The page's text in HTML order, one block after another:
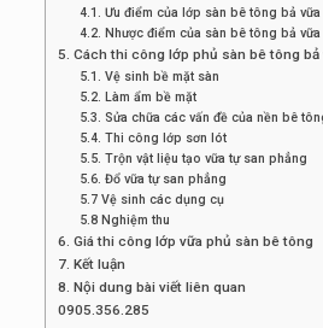
4.1. Ưu điểm của lớp sàn bê tông bả vữa
4.2. Nhược điểm của sàn bê tông bả vữa
5. Cách thi công lớp phủ sàn bê tông bả
5.1. Vệ sinh bề mặt sàn
5.2. Làm ẩm bề mặt
5.3. Sửa chữa các vấn đề của nền bê
5.4. Thi công lớp sơn lót
5.5. Trộn vật liệu tạo vữa tự san phẳng
5.6. Đổ vữa tự san phẳng
5.7 Vệ sinh các dụng cụ
5.8 Nghiệm thu
6. Giá thi công lớp vữa phủ sàn bê tông
7. Kết luận
8. Nội dung bài viết liên quan
0905.356.285